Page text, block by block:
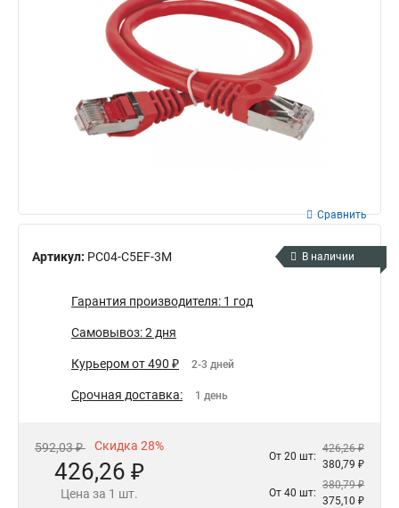
Артикул: PC04-C5EF-3M
Сравнить
В наличии
Гарантия производителя: 1 год
Самовывоз: 2 дня
Курьером от 490 ₽ 2-3 дней
Срочная доставка: 1 день
592,03 ₽ Скидка 28%
426,26 ₽
Цена за 1 шт.
От 20 шт:
426,26 ₽
380,79 ₽
От 40 шт:
380,79 ₽
375,10 ₽